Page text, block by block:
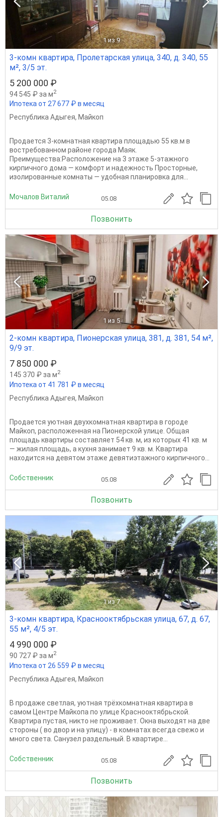
1 из 9
3-комн квартира, Пролетарская улица, 340, д. 340, 55
м², 3/5 эт.
5 200 000 ₽
94 545 ₽ за м2
Ипотека от 27 677 ₽ в месяц
Республика Адыгея, Майкоп
Продается 3-комнатная квартира площадью 55 кв.м в
востребованном районе города Маяк.
Преимущества:Расположение на 3 этаже 5-этажного
кирпичного дома — комфорт и надежность Просторные,
изолированные комнаты — удобная планировка для...
Мочалов Виталий 05.08
Позвонить
1 из 5
2-комн квартира, Пионерская улица, 381, д. 381, 54 м²,
9/9 эт.
7 850 000 ₽
145 370 ₽ за м2
Ипотека от 41 781 ₽ в месяц
Республика Адыгея, Майкоп
Продается уютная двухкомнатная квартира в городе
Майкоп, расположенная на Пионерской улице. Общая
площадь квартиры составляет 54 кв. м, из которых 41 кв. м
— жилая площадь, а кухня занимает 9 кв. м. Квартира
находится на девятом этаже девятиэтажного кирпичного...
Собственник 05.08
Позвонить
1 из 7
3-комн квартира, Краснооктябрьская улица, 67, д. 67,
55 м², 4/5 эт.
4 990 000 ₽
90 727 ₽ за м2
Ипотека от 26 559 ₽ в месяц
Республика Адыгея, Майкоп
В продаже светлая, уютная трёхкомнатная квартира в
самом Центре Майкопа по улице Краснооктябрьской.
Квартира пустая, никто не проживает. Окна выходят на две
стороны ( во двор и на улицу) - в комнатах всегда свежо и
много света. Санузел раздельный. В квартире...
Собственник 05.08
Позвонить